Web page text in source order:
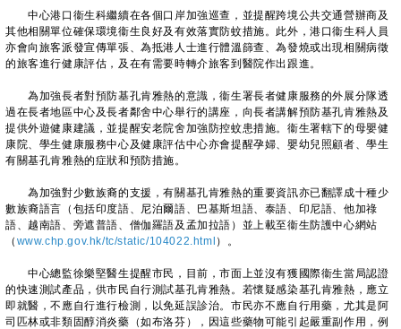
中心港口衞生科繼續在各個口岸加強巡查，並提醒跨境公共交通營辦商及
其他相關單位確保環境衞生良好及有效落實防蚊措施。此外，港口衞生科人員
亦會向旅客派發宣傳單張、為抵港人士進行體溫篩查、為發燒或出現相關病徵
的旅客進行健康評估，及在有需要時轉介旅客到醫院作出跟進。
為加強長者對預防基孔肯雅熱的意識，衞生署長者健康服務的外展分隊透
過在長者地區中心及長者鄰舍中心舉行的講座，向長者講解預防基孔肯雅熱及
提供外遊健康建議，並提醒安老院舍加強防控蚊患措施。衞生署轄下的母嬰健
康院、學生健康服務中心及健康評估中心亦會提醒孕婦、嬰幼兒照顧者、學生
有關基孔肯雅熱的症狀和預防措施。
為加強對少數族裔的支援，有關基孔肯雅熱的重要資訊亦已翻譯成十種少
數族裔語言（包括印度語、尼泊爾語、巴基斯坦語、泰語、印尼語、他加祿
語、越南語、旁遮普語、僧伽羅語及孟加拉語）並上載至衞生防護中心網站
（ www.chp.gov.hk/tc/static/104022.html ）。
中心總監徐樂堅醫生提醒市民，目前，市面上並沒有獲國際衞生當局認證
的快速測試產品，供市民自行測試基孔肯雅熱。若懷疑感染基孔肯雅熱，應立
即就醫，不應自行進行檢測，以免延誤診治。市民亦不應自行用藥，尤其是阿
司匹林或非類固醇消炎藥（如布洛芬），因這些藥物可能引起嚴重副作用，例